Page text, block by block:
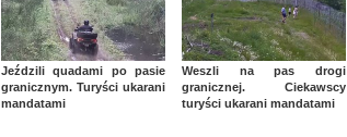
Jeździli quadami po pasie
granicznym. Turyści ukarani
mandatami
Weszli na pas drogi
granicznej. Ciekawscy
turyści ukarani mandatami